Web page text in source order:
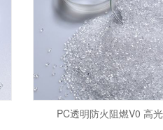
PC透明防火阻燃V0 高